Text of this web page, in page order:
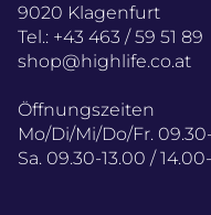
9020 Klagenfurt
Tel.: +43 463 / 59 51 89
shop@highlife.co.at
Öffnungszeiten
Mo/Di/Mi/Do/Fr.
Sa. 09.30-13.00 /